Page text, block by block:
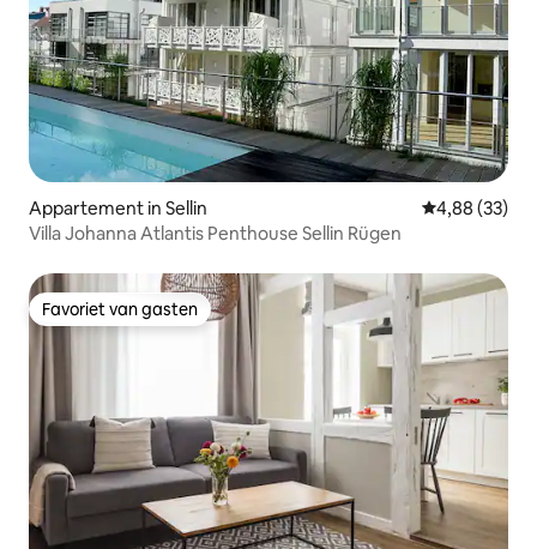
Appartement in Sellin Gemiddelde
4,88 (33)
Villa Johanna Atlantis Penthouse Sellin Rügen
Favoriet van gasten
Favoriet van gasten